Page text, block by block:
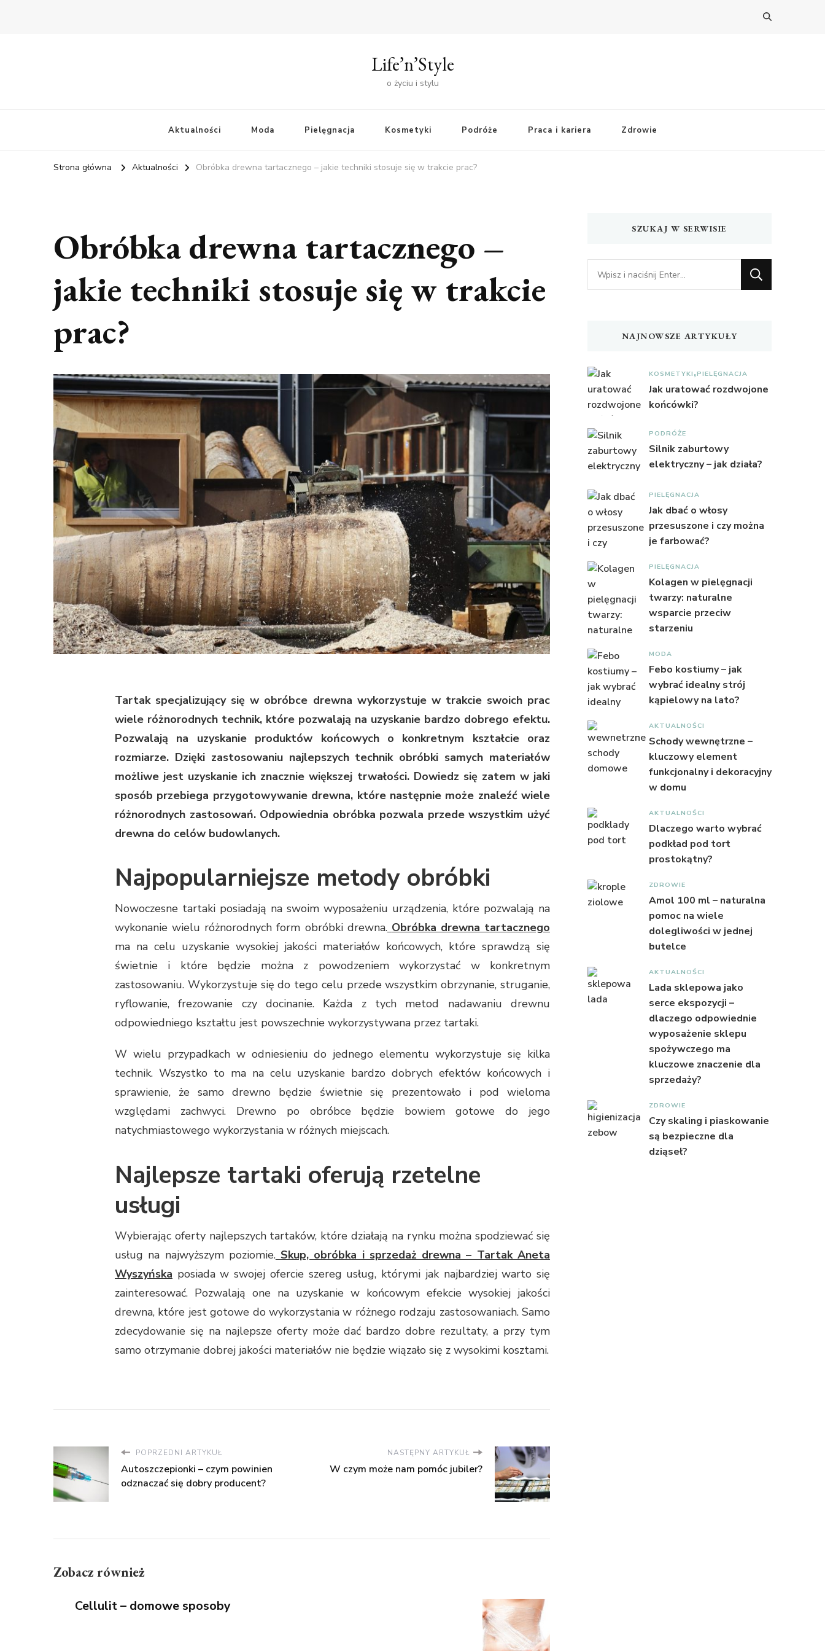
Life’n’Style
o życiu i stylu
Aktualności Moda Pielęgnacja Kosmetyki Podróże Praca i kariera Zdrowie
Strona główna Aktualności Obróbka drewna tartacznego – jakie techniki stosuje się w trakcie prac?
Obróbka drewna tartacznego –
jakie techniki stosuje się w trakcie
prac?
Tartak specjalizujący się w obróbce drewna wykorzystuje w trakcie swoich prac
wiele różnorodnych technik, które pozwalają na uzyskanie bardzo dobrego efektu.
Pozwalają na uzyskanie produktów końcowych o konkretnym kształcie oraz
rozmiarze. Dzięki zastosowaniu najlepszych technik obróbki samych materiałów
możliwe jest uzyskanie ich znacznie większej trwałości. Dowiedz się zatem w jaki
sposób przebiega przygotowywanie drewna, które następnie może znaleźć wiele
różnorodnych zastosowań. Odpowiednia obróbka pozwala przede wszystkim użyć
drewna do celów budowlanych.
Najpopularniejsze metody obróbki
Nowoczesne tartaki posiadają na swoim wyposażeniu urządzenia, które pozwalają na
wykonanie wielu różnorodnych form obróbki drewna. Obróbka drewna tartacznego
ma na celu uzyskanie wysokiej jakości materiałów końcowych, które sprawdzą się
świetnie i które będzie można z powodzeniem wykorzystać w konkretnym
zastosowaniu. Wykorzystuje się do tego celu przede wszystkim obrzynanie, struganie,
ryflowanie, frezowanie czy docinanie. Każda z tych metod nadawaniu drewnu
odpowiedniego kształtu jest powszechnie wykorzystywana przez tartaki.
W wielu przypadkach w odniesieniu do jednego elementu wykorzystuje się kilka
technik. Wszystko to ma na celu uzyskanie bardzo dobrych efektów końcowych i
sprawienie, że samo drewno będzie świetnie się prezentowało i pod wieloma
względami zachwyci. Drewno po obróbce będzie bowiem gotowe do jego
natychmiastowego wykorzystania w różnych miejscach.
Najlepsze tartaki oferują rzetelne
usługi
Wybierając oferty najlepszych tartaków, które działają na rynku można spodziewać się
usług na najwyższym poziomie.Skup, obróbka i sprzedaż drewna – Tartak Aneta
Wyszyńska posiada w swojej ofercie szereg usług, którymi jak najbardziej warto się
zainteresować. Pozwalają one na uzyskanie w końcowym efekcie wysokiej jakości
drewna, które jest gotowe do wykorzystania w różnego rodzaju zastosowaniach. Samo
zdecydowanie się na najlepsze oferty może dać bardzo dobre rezultaty, a przy tym
samo otrzymanie dobrej jakości materiałów nie będzie wiązało się z wysokimi kosztami.
POPRZEDNI ARTYKUŁ
Autoszczepionki – czym powinien
odznaczać się dobry producent?
NASTĘPNY ARTYKUŁ
W czym może nam pomóc jubiler?
Zobacz również
​ Cellulit – domowe sposoby
SZUKAJ W SERWISIE
Szukasz
czegoś?
NAJNOWSZE ARTYKUŁY
KOSMETYKI PIELĘGNACJA
Jak uratować rozdwojone
końcówki?
PODRÓŻE
Silnik zaburtowy
elektryczny – jak działa?
PIELĘGNACJA
Jak dbać o włosy
przesuszone i czy można
je farbować?
PIELĘGNACJA
Kolagen w pielęgnacji
twarzy: naturalne
wsparcie przeciw
starzeniu
MODA
Febo kostiumy – jak
wybrać idealny strój
kąpielowy na lato?
AKTUALNOŚCI
Schody wewnętrzne –
kluczowy element
funkcjonalny i dekoracyjny
w domu
AKTUALNOŚCI
Dlaczego warto wybrać
podkład pod tort
prostokątny?
ZDROWIE
Amol 100 ml – naturalna
pomoc na wiele
dolegliwości w jednej
butelce
AKTUALNOŚCI
Lada sklepowa jako
serce ekspozycji –
dlaczego odpowiednie
wyposażenie sklepu
spożywczego ma
kluczowe znaczenie dla
sprzedaży?
ZDROWIE
Czy skaling i piaskowanie
są bezpieczne dla
dziąseł?